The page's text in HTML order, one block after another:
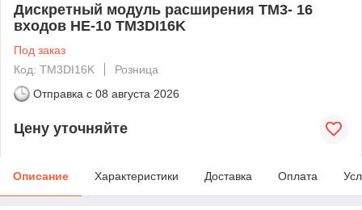
Дискретный модуль расширения ТМ3- 16
входов НЕ-10 TM3DI16K
Под заказ
Код: TM3DI16K
Розница
Отправка с 08 августа 2026
Цену уточняйте
Описание Характеристики Доставка Оплата